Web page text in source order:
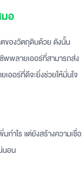
อ
ของวัตถุดิบด้วย ดังนั้น
พพลายเออร์ที่สามารถส่ง
ออร์ที่ดีจะยิ่งช่วยให้มั่นใจ
ำไร แต่ยังสร้างความเชื่อ
นอน